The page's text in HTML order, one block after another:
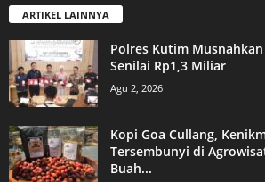
ARTIKEL LAINNYA
Polres Kutim
Senilai Rp1,3 Miliar
Agu 2, 2026
Kopi Goa Cullang,
Tersembunyi di
Buah...